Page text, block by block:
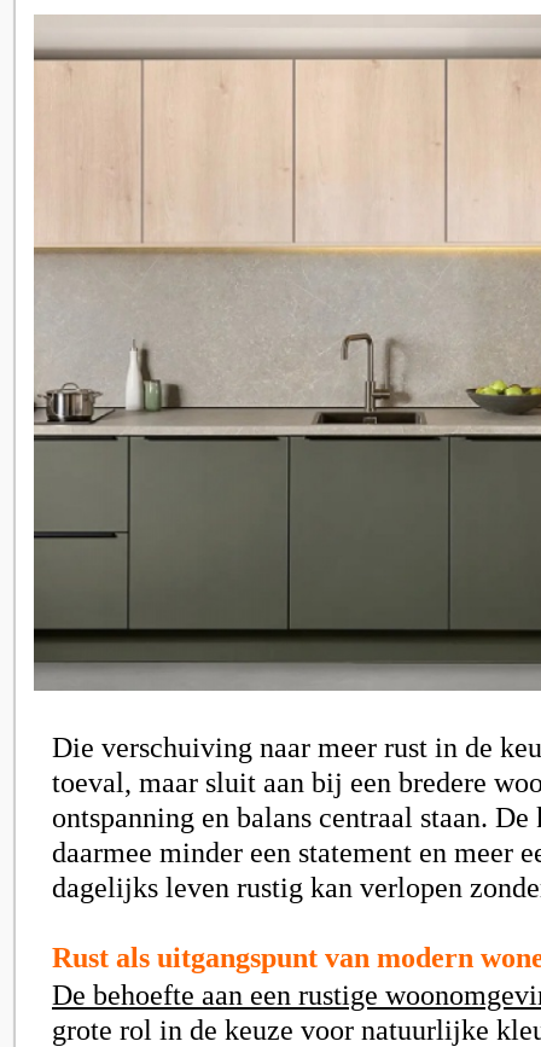
Die verschuiving naar meer rust in de
toeval, maar sluit aan bij een bredere
ontspanning en balans centraal staan.
daarmee minder een statement en meer
dagelijks leven rustig kan verlopen
Rust als uitgangspunt van modern
De behoefte aan een rustige
grote rol in de keuze voor natuurlijke